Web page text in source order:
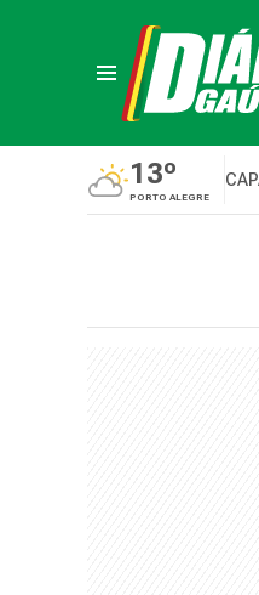
13º
PORTO ALEGRE